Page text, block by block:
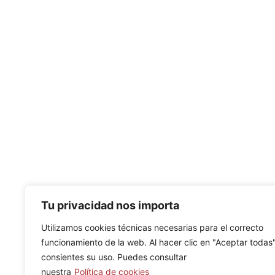
Tu privacidad nos importa
Utilizamos cookies técnicas necesarias para el correcto
funcionamiento de la web. Al hacer clic en "Aceptar
consientes su uso. Puedes consultar
nuestra Política de cookies